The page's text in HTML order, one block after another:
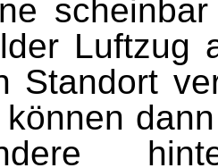
Luftzug
Standort